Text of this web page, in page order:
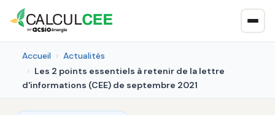
Accueil
Actualités
Les 2 points essentiels à retenir de la lettre
d'informations (CEE) de septembre 2021